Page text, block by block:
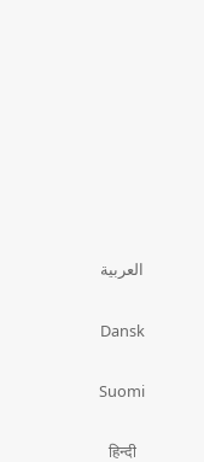
العربية
Dansk
Suomi
हिन्दी